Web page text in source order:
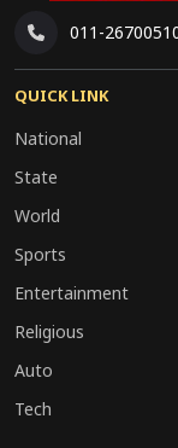
011-
QUICK LINK
National
State
World
Sports
Entertainment
Religious
Auto
Tech